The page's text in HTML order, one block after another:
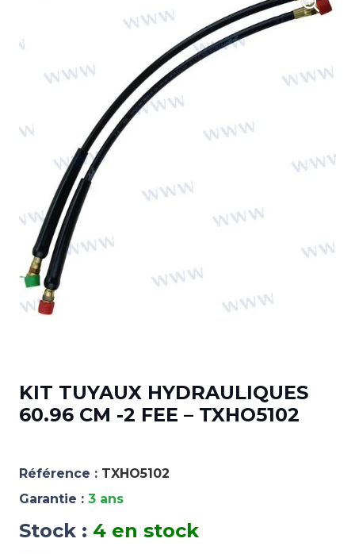
KIT TUYAUX HYDRAULIQUES
60.96 CM -2 FEE – TXHO5102
Référence : TXHO5102
Garantie : 3 ans
Stock : 4 en stock